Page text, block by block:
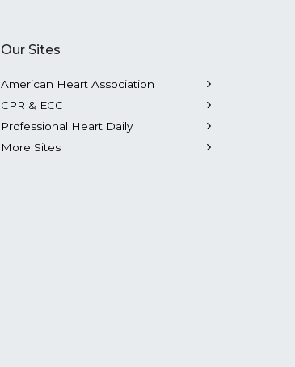
Our Sites
American Heart Association
CPR & ECC
Professional Heart Daily
More Sites